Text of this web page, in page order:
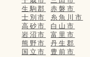
生駒郡
赤磐市
士別市
糸魚川市
高砂市
白山市
岩沼市
富里市
熊野市
丹生郡
国立市
豊前市